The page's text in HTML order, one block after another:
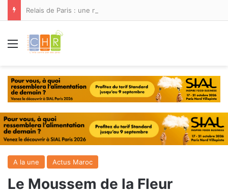
Menu
A la une Actus Maroc
Le Moussem de la Fleur